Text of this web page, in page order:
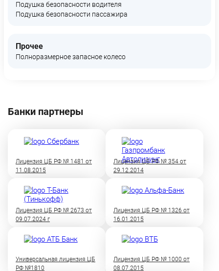
Подушка безопасности водителя
Подушка безопасности пассажира
Прочее
Полноразмерное запасное колесо
Банки партнеры
Лицензия ЦБ РФ № 1481 от
11.08.2015
Лицензия ЦБ РФ № 354 от
29.12.2014
Лицензия ЦБ РФ № 2673 от
09.07.2024 г
Лицензия ЦБ РФ № 1326 от
16.01.2015
Универсальная лицензия ЦБ
РФ №1810
Лицензия ЦБ РФ № 1000 от
08.07.2015